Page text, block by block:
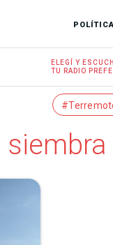
POLÍTICA
ELEGÍ Y
TU RADIO